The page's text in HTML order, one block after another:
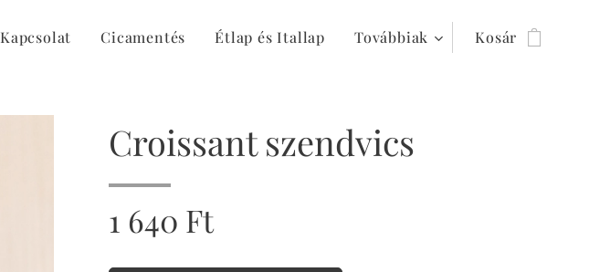
Kapcsolat Cicamentés Étlap és Itallap Továbbiak Kosár
Croissant szendvics
1 640 Ft